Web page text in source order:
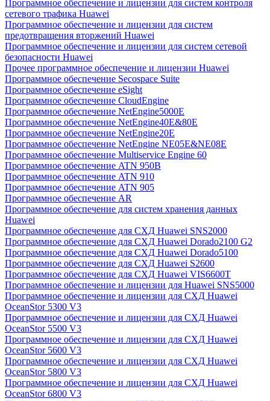
Программное обеспечение и лицензии для систем контроля
сетевого трафика Huawei
Программное обеспечение и лицензии для систем
предотвращения вторжений Huawei
Программное обеспечение и лицензии для систем сетевой
безопасности Huawei
Прочее программное обеспечение и лицензии Huawei
Программное обеспечение Secospace Suite
Программное обеспечение eSight
Программное обеспечение CloudEngine
Программное обеспечение NetEngine5000E
Программное обеспечение NetEngine40E&80E
Программное обеспечение NetEngine20E
Программное обеспечение NetEngine NE05E&NE08E
Программное обеспечение Multiservice Engine 60
Программное обеспечение ATN 950B
Программное обеспечение ATN 910
Программное обеспечение ATN 905
Программное обеспечение AR
Программное обеспечение для систем хранения данных
Huawei
Программное обеспечение для СХД Huawei SNS2000
Программное обеспечение для СХД Huawei Dorado2100 G2
Программное обеспечение для СХД Huawei Dorado5100
Программное обеспечение для СХД Huawei S2600
Программное обеспечение для СХД Huawei VIS6600T
Программное обеспечение и лицензии для Huawei SNS5000
Программное обеспечение и лицензии для СХД Huawei
OceanStor 5300 V3
Программное обеспечение и лицензии для СХД Huawei
OceanStor 5500 V3
Программное обеспечение и лицензии для СХД Huawei
OceanStor 5600 V3
Программное обеспечение и лицензии для СХД Huawei
OceanStor 5800 V3
Программное обеспечение и лицензии для СХД Huawei
OceanStor 6800 V3